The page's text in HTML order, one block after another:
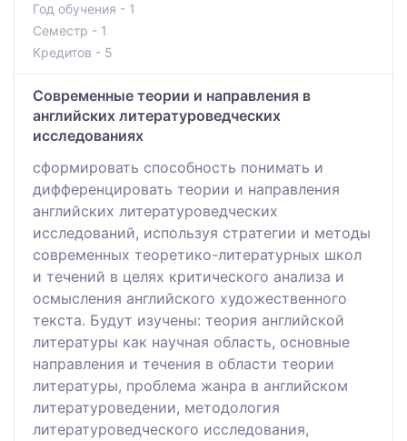
Год обучения - 1
Семестр - 1
Кредитов - 5
Современные теории и направления в
английских литературоведческих
исследованиях
сформировать способность понимать и
дифференцировать теории и направления
английских литературоведческих
исследований, используя стратегии и методы
современных теоретико-литературных школ
и течений в целях критического анализа и
осмысления английского художественного
текста. Будут изучены: теория английской
литературы как научная область, основные
направления и течения в области теории
литературы, проблема жанра в английском
литературоведении, методология
литературоведческого исследования,